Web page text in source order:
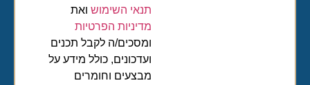
תנאי השימושואת
מדיניות הפרטיות
ומסכים/ה לקבל תכנים
ועדכונים, כולל מידע על
מבצעים וחומרים